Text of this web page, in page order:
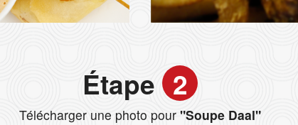
Étape 2
Télécharger une photo pour "Soupe Daal"